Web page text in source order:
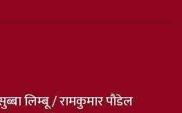
लिम्बू / रामकुमार पौडेल